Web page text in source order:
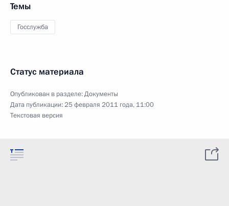
Темы
Госслужба
Статус материала
Опубликован в разделе:Документы
Дата публикации:25 февраля 2011 года, 11:00
Текстовая версия